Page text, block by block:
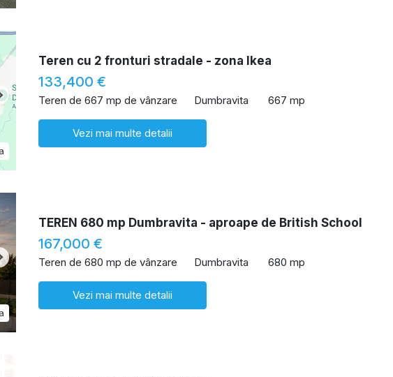
Teren cu 2 fronturi stradale - zona Ikea
133,400 €
Teren de 667 mp de vânzare Dumbravita 667 mp
Vezi mai multe detalii
TEREN 680 mp Dumbravita - aproape de British School
167,000 €
Teren de 680 mp de vânzare Dumbravita 680 mp
Vezi mai multe detalii